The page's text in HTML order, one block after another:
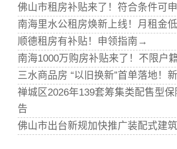
佛山市租房补贴来了！符合条件可申
南海里水公租房焕新上线！月租金低
顺德租房有补贴！申领指南→
南海1000万购房补贴来了！不限户
三水商品房 “以旧换新”首单落地！新
禅城区2026年139套筹集类配售型
告
佛山市出台新规加快推广装配式建筑